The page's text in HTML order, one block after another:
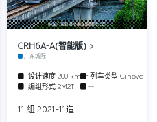
中车广东轨道交通车辆有限公司
CRH6A-A(智能版)
广东城际
设计速度 200 km/h列车类型 Cinova
编组形式 2M2T --
11 组 2021-11造